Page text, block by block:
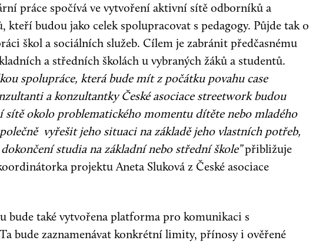
práce spočívá ve vytvoření aktivní sítě odborníků a
budou jako celek spolupracovat s pedagogy. Půjde tak o
škol a sociálních služeb. Cílem je zabránit předčasnému
a středních školách u vybraných žáků a studentů.
spolupráce, která bude mít z počátku povahu case
a konzultantky České asociace streetwork budou
sítě okolo problematického momentu dítěte nebo mladého
vyřešit jeho situaci na základě jeho vlastních potřeb,
studia na základní nebo střední škole”přibližuje
projektu Aneta Sluková z České asociace
bude také vytvořena platforma pro komunikaci s
bude zaznamenávat konkrétní limity, přínosy i ověřené